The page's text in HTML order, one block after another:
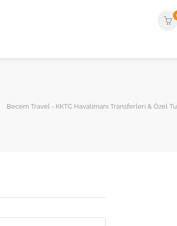
Becem Travel - KKTC Havalimanı Transferleri & Özel